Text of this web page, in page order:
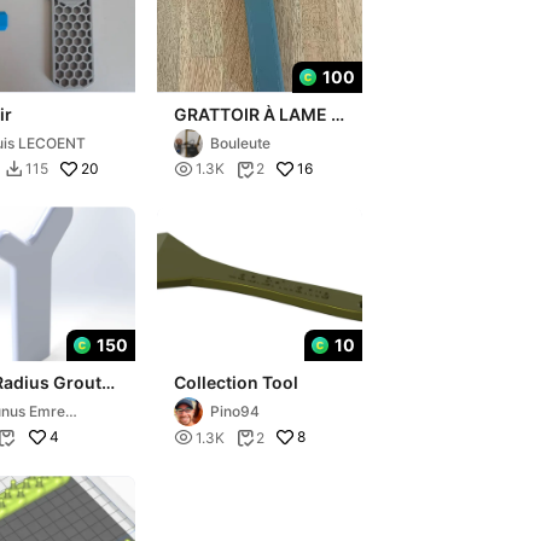
LECOENT
 115 20
100
GRATTOIR À LAME -
SCRAPER BLADE
Bouleute
 1.3K  2 16
150
Grout
(10-15Ø) -
Derz
Emre
 4
10
Collection Tool
Pino94
 1.3K  2 8